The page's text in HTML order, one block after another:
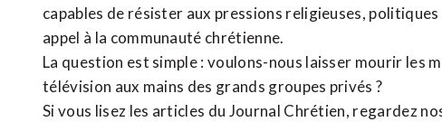
capables de résister aux pressions religieuses,
appel à la communauté chrétienne.
La question est simple : voulons-nous laisser mourir les
télévision aux mains des grands groupes privés ?
Si vous lisez les articles du Journal Chrétien, regardez